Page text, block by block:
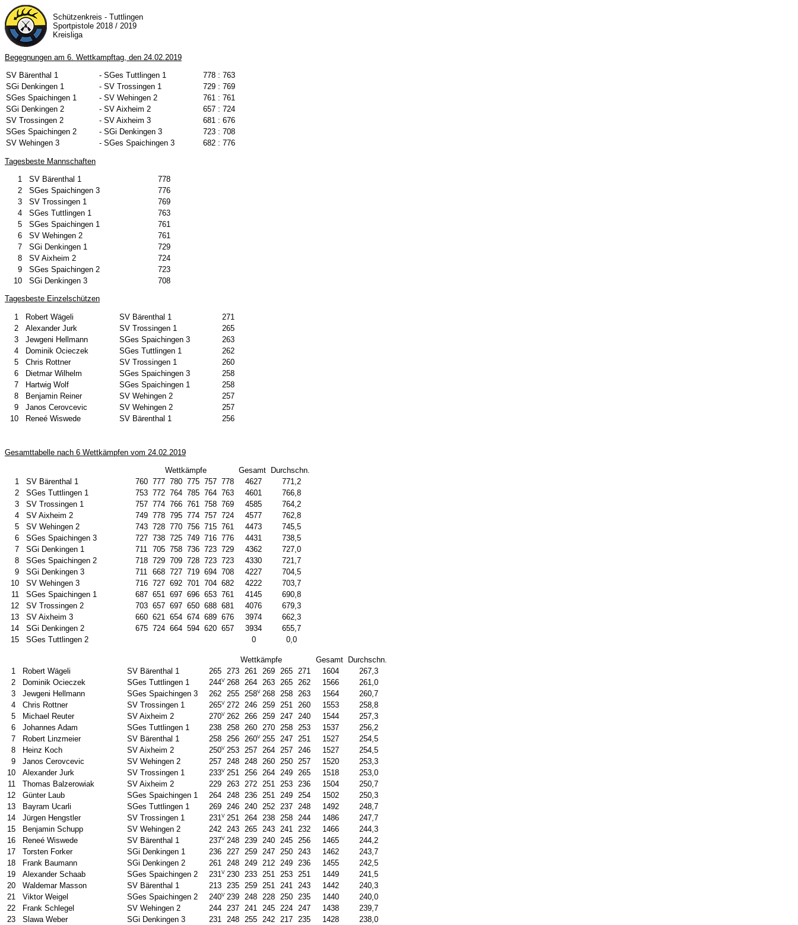
Schützenkreis - Tuttlingen
Sportpistole 2018 / 2019
Kreisliga
Begegnungen am 6. Wettkampftag, den 24.02.2019
SV Bärenthal 1 - SGes Tuttlingen 1 778 : 763
SGi Denkingen 1
- SV Trossingen 1 729 : 769
SGes Spaichingen 1
- SV Wehingen 2 761 : 761
SGi Denkingen 2
- SV Aixheim 2 657 : 724
SV Trossingen 2
- SV Aixheim 3 681 : 676
SGes Spaichingen 2
- SGi Denkingen 3 723 : 708
SV Wehingen 3
- SGes Spaichingen 3 682 : 776
Tagesbeste Mannschaften
1 SV Bärenthal 1
778
2
SGes Spaichingen 3
776
3
SV Trossingen 1
769
4
SGes Tuttlingen 1
763
5
SGes Spaichingen 1
761
6
SV Wehingen 2
761
7
SGi Denkingen 1
729
8
SV Aixheim 2
724
9
SGes Spaichingen 2
723
10
SGi Denkingen 3 708
Tagesbeste Einzelschützen
1 Robert Wägeli SV Bärenthal 1
271
2
Alexander Jurk SV Trossingen 1
265
3
Jewgeni Hellmann SGes Spaichingen 3
263
4
Dominik Ocieczek SGes Tuttlingen 1
262
5
Chris Rottner SV Trossingen 1
260
6
Dietmar Wilhelm SGes Spaichingen 3
258
7
Hartwig Wolf SGes Spaichingen 1
258
8
Benjamin Reiner SV Wehingen 2
257
9
Janos Cerovcevic SV Wehingen 2
257
10
Reneé Wiswede SV Bärenthal 1 256
Gesamttabelle nach 6 Wettkämpfen vom 24.02.2019
Wettkämpfe Gesamt
Durchschn.
1
SV Bärenthal 1 760 777 780 775 757 778 4627
771,2
2
SGes Tuttlingen 1 753 772 764 785 764 763 4601
766,8
3
SV Trossingen 1 757 774 766 761 758 769 4585
764,2
4
SV Aixheim 2 749 778 795 774 757 724 4577
762,8
5
SV Wehingen 2 743 728 770 756 715 761 4473
745,5
6
SGes Spaichingen 3 727 738 725 749 716 776 4431
738,5
7
SGi Denkingen 1 711 705 758 736 723 729 4362
727,0
8
SGes Spaichingen 2 718 729 709 728 723 723 4330
721,7
9
SGi Denkingen 3 711 668 727 719 694 708 4227
704,5
10
SV Wehingen 3 716 727 692 701 704 682 4222
703,7
11
SGes Spaichingen 1 687 651 697 696 653 761 4145
690,8
12
SV Trossingen 2 703 657 697 650 688 681 4076
679,3
13
SV Aixheim 3 660 621 654 674 689 676 3974
662,3
14
SGi Denkingen 2 675 724 664 594 620 657 3934
655,7
15
SGes Tuttlingen 2 0 0,0
Wettkämpfe Gesamt
Durchschn.
1
Robert Wägeli SV Bärenthal 1 265 273 261 269 265 271 1604
267,3
2
Dominik Ocieczek SGes Tuttlingen 1 244V 268 264 263 265 262 1566
261,0
3
Jewgeni Hellmann SGes Spaichingen 3 262 255 258V 268 258 263 1564
260,7
4
Chris Rottner SV Trossingen 1 265V 272 246 259 251 260 1553
258,8
5
Michael Reuter SV Aixheim 2 270V 262 266 259 247 240 1544
257,3
6
Johannes Adam SGes Tuttlingen 1 238 258 260 270 258 253 1537
256,2
7
Robert Linzmeier SV Bärenthal 1 258 256 260V 255 247 251 1527
254,5
8
Heinz Koch SV Aixheim 2 250V 253 257 264 257 246 1527
254,5
9
Janos Cerovcevic SV Wehingen 2 257 248 248 260 250 257 1520
253,3
10
Alexander Jurk SV Trossingen 1 233V 251 256 264 249 265 1518
253,0
11
Thomas Balzerowiak SV Aixheim 2 229 263 272 251 253 236 1504
250,7
12
Günter Laub SGes Spaichingen 1 264 248 236 251 249 254 1502
250,3
13
Bayram Ucarli SGes Tuttlingen 1 269 246 240 252 237 248 1492
248,7
14
Jürgen Hengstler SV Trossingen 1 231 V 251 264 238 258 244 1486
247,7
15
Benjamin Schupp SV Wehingen 2 242 243 265 243 241 232 1466
244,3
16
Reneé Wiswede SV Bärenthal 1 237V 248 239 240 245 256 1465
244,2
17
Torsten Forker SGi Denkingen 1 236 227 259 247 250 243 1462
243,7
18
Frank Baumann SGi Denkingen 2 261 248 249 212 249 236 1455
242,5
19
Alexander Schaab SGes Spaichingen 2 231 V 230 233 251 253 251 1449
241,5
20
Waldemar Masson SV Bärenthal 1 213 235 259 251 241 243 1442
240,3
21
Viktor Weigel SGes Spaichingen 2 240V 239 248 228 250 235 1440
240,0
22
Frank Schlegel SV Wehingen 2 244 237 241 245 224 247 1438
239,7
23
Slawa Weber SGi Denkingen 3 231 248 255 242 217 235 1428
238,0